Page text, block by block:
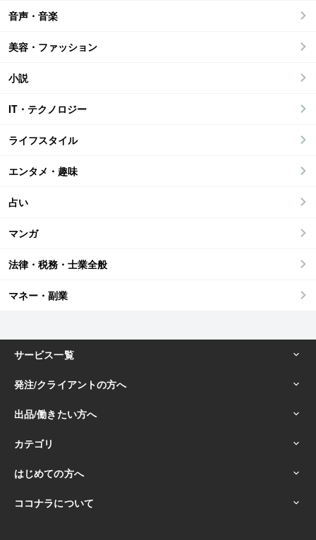
音声・音楽
美容・ファッション
小説
IT・テクノロジー
ライフスタイル
エンタメ・趣味
占い
マンガ
法律・税務・士業全般
マネー・副業